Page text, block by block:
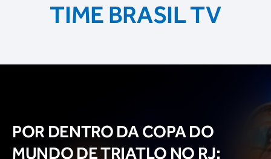
TIME BRASIL TV
POR DENTRO DA COPA DO
MUNDO DE TRIATLO NO RJ: